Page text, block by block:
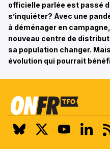
officielle parlée est passé
s’inquiéter? Avec une
à déménager en
nouveau centre de
sa population changer.
évolution qui pourrait